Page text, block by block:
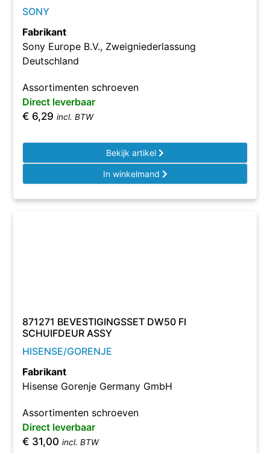
SONY
Fabrikant
Sony Europe B.V., Zweigniederlassung
Deutschland
Assortimenten schroeven
Direct leverbaar
€ 6,29 incl. BTW
Bekijk artikel
In winkelmand
871271 BEVESTIGINGSSET DW50 FI
SCHUIFDEUR ASSY
HISENSE/GORENJE
Fabrikant
Hisense Gorenje Germany GmbH
Assortimenten schroeven
Direct leverbaar
€ 31,00 incl. BTW